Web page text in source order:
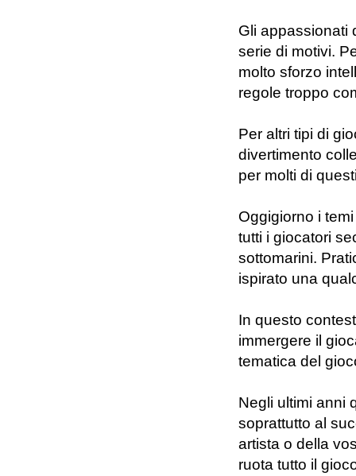
Gli appassionati
serie di motivi.
molto sforzo
regole troppo
Per altri tipi di
divertimento
per molti di
Oggigiorno i
tutti i giocatori
sottomarini.
ispirato una
In questo
immergere il
tematica del
Negli ultimi anni
soprattutto al
artista o della
ruota tutto il